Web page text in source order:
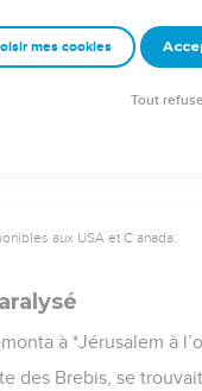
que Jésus
© 1992, 1999 by Biblica,
aux USA et C anada.
à *Jérusalem à
des Brebis, se
mes cookies
Tout